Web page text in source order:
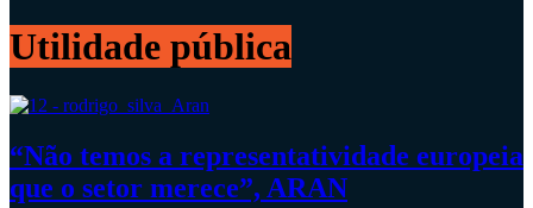
Utilidade pública
“Não temos a representatividade europeia
que o setor merece”, ARAN